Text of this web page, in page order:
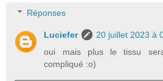
Réponses
Luciefer
20 juillet 2023 à
oui mais plus le tissu
compliqué :o)